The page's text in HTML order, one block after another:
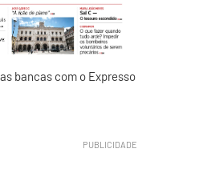
bancas com o Expresso